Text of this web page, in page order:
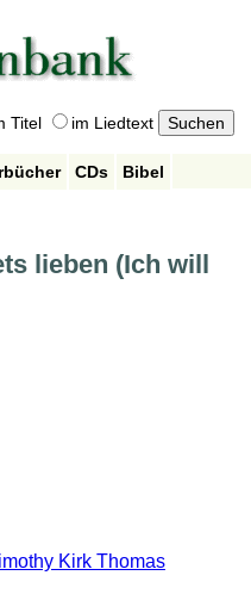
Titel im Liedtext
CDs
Bibel
lieben (Ich will
Kirk Thomas